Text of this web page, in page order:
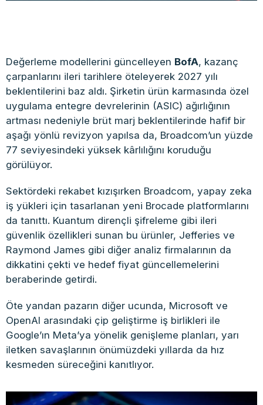
Değerleme modellerini güncelleyen BofA, kazanç
çarpanlarını ileri tarihlere öteleyerek 2027 yılı
beklentilerini baz aldı. Şirketin ürün karmasında özel
uygulama entegre devrelerinin (ASIC) ağırlığının
artması nedeniyle brüt marj beklentilerinde hafif bir
aşağı yönlü revizyon yapılsa da, Broadcom’un yüzde
77 seviyesindeki yüksek kârlılığını koruduğu
görülüyor.
Sektördeki rekabet kızışırken Broadcom, yapay zeka
iş yükleri için tasarlanan yeni Brocade platformlarını
da tanıttı. Kuantum dirençli şifreleme gibi ileri
güvenlik özellikleri sunan bu ürünler, Jefferies ve
Raymond James gibi diğer analiz firmalarının da
dikkatini çekti ve hedef fiyat güncellemelerini
beraberinde getirdi.
Öte yandan pazarın diğer ucunda, Microsoft ve
OpenAI arasındaki çip geliştirme iş birlikleri ile
Google’ın Meta’ya yönelik genişleme planları, yarı
iletken savaşlarının önümüzdeki yıllarda da hız
kesmeden süreceğini kanıtlıyor.